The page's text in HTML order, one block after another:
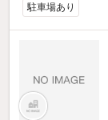
駐車場あり